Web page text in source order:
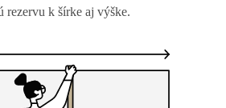
rezervu k šírke aj výške.